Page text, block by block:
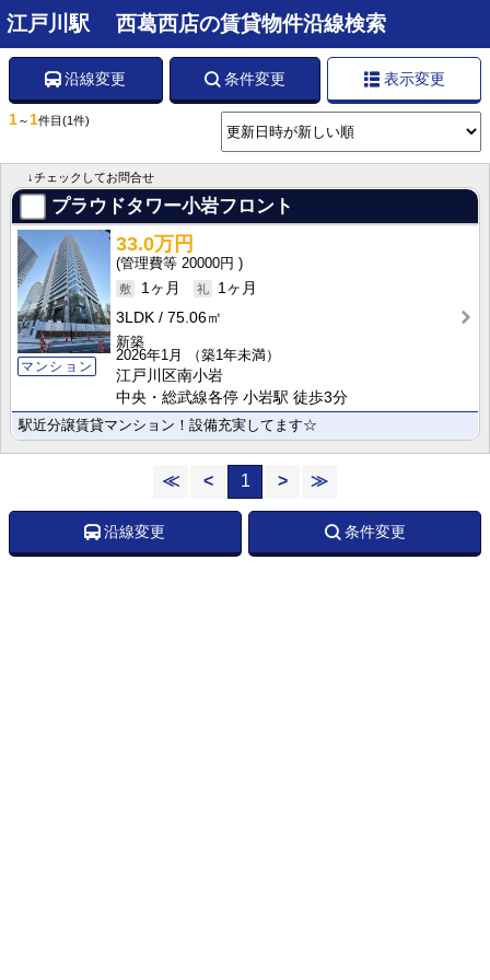
江戸川駅 西葛西店の賃貸物件沿線検索
沿線変更 条件変更 表示変更
1～1件目 (1件)
↓チェックしてお問合せ
プラウドタワー小岩フロント
マンション
33.0万円
20000円
1ヶ月
1ヶ月
3LDK
75.06㎡
新築
2026年1月
（築1年未満）
江戸川区南小岩
中央・総武線各停 小岩駅 徒歩3分
駅近分譲賃貸マンション！設備充実してます☆
≪ < 1 > ≫
沿線変更 条件変更